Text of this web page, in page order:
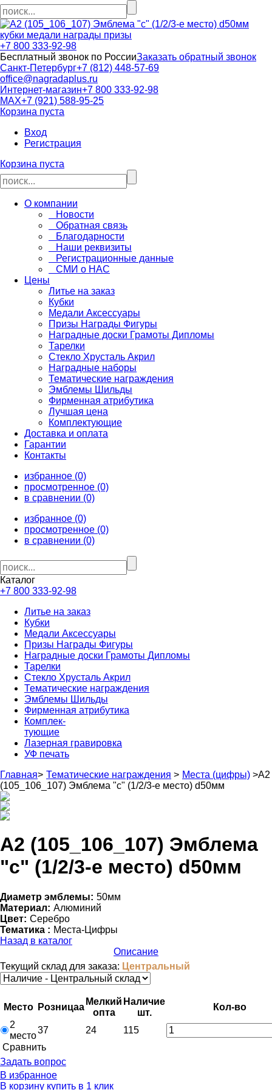
кубки медали награды призы
+7 800 333-92-98
Бесплатный звонок по РоссииЗаказать обратный звонок
Санкт-Петербург+7 (812) 448-57-69
office@nagradaplus.ru
Интернет-магазин+7 800 333-92-98
MAX+7 (921) 588-95-25
Корзина пуста
Вход
Регистрация
Корзина пуста
О компании
Новости
Обратная связь
Благодарности
Наши реквизиты
Регистрационные данные
СМИ о НАС
Цены
Литье на заказ
Кубки
Медали Аксессуары
Призы Награды Фигуры
Наградные доски Грамоты Дипломы
Тарелки
Стекло Хрусталь Акрил
Наградные наборы
Тематические награждения
Эмблемы Шильды
Фирменная атрибутика
Лучшая цена
Комплектующие
Доставка и оплата
Гарантии
Контакты
избранное (0)
просмотренное (0)
в сравнении (0)
избранное (0)
просмотренное (0)
в сравнении (0)
Каталог
+7 800 333-92-98
Литье на заказ
Кубки
Медали Аксессуары
Призы Награды Фигуры
Наградные доски Грамоты Дипломы
Тарелки
Стекло Хрусталь Акрил
Тематические награждения
Эмблемы Шильды
Фирменная атрибутика
Комплек-
тующие
Лазерная гравировка
УФ печать
Главная> Тематические награждения > Места (цифры) >А2
(105_106_107) Эмблема "с" (1/2/3-е место) d50мм
А2 (105_106_107) Эмблема
"с" (1/2/3-е место) d50мм
Диаметр эмблемы: 50мм
Материал: Алюминий
Цвет: Серебро
Тематика : Места-Цифры
Назад в каталог
Описание
Текущий склад для заказа: Центральный
Место Розницаa
Мелкий
оптa
Наличие
шт.
Кол-во
2
место
37 24
115
Cравнить
Задать вопрос
В избранное
В корзину купить в 1 клик